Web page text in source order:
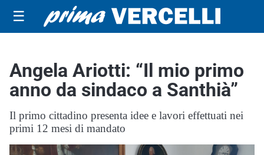
☰
Angela Ariotti: “Il mio primo
anno da sindaco a Santhià”
Il primo cittadino presenta idee e lavori effettuati nei
primi 12 mesi di mandato